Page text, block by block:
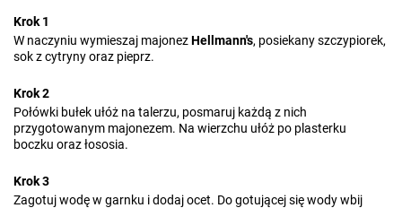
Krok 1
W naczyniu wymieszaj majonezHellmann's, posiekany szczypiorek,
sok z cytryny oraz pieprz.
Krok 2
Połówki bułek ułóż na talerzu, posmaruj każdą z nich
przygotowanym majonezem. Na wierzchu ułóż po plasterku
boczku oraz łososia.
Krok 3
Zagotuj wodę w garnku i dodaj ocet. Do gotującej się wody wbij